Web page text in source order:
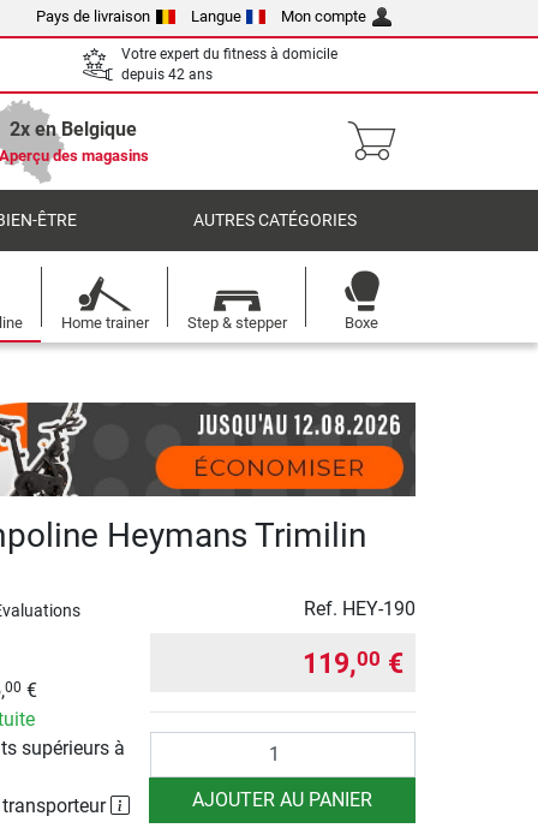
Pays de livraison Langue Mon compte
Votre expert du fitness à domicile
depuis 42 ans
2x en Belgique
des magasins
ÊTRE AUTRES CATÉGORIES
Home trainer Step & stepper Boxe
Heymans Trimilin
Ref. HEY-190
00 €
supérieurs à
119,00 €
AJOUTER AU PANIER